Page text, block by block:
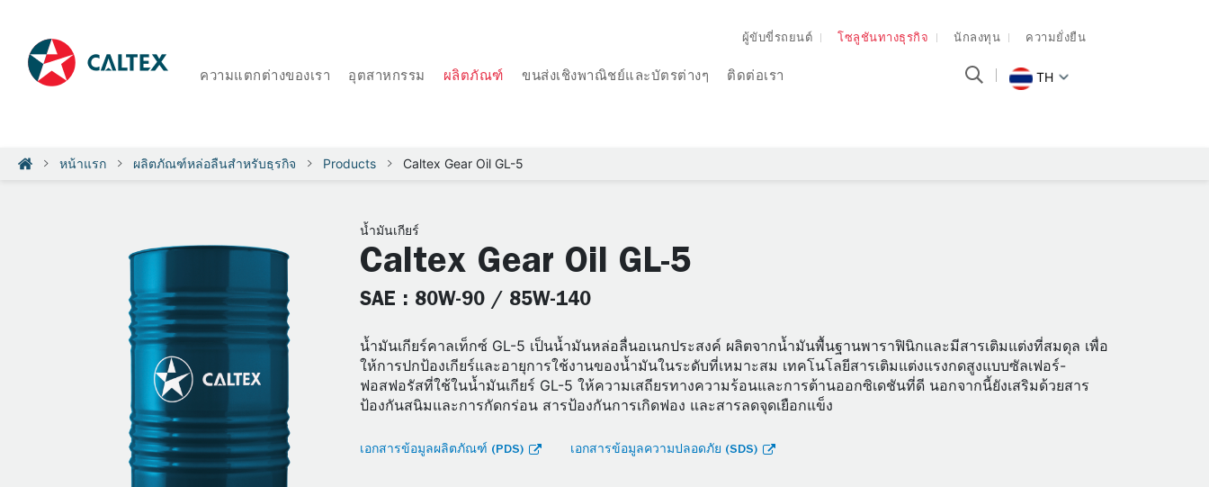
ผู้ขับขี่รถยนต์ โซลูชันทางธุรกิจ นักลงทุน ความยั่งยืน
ความแตกต่างของเรา อุตสาหกรรม ผลิตภัณฑ์ ขนส่งเชิงพาณิชย์และบัตรต่างๆ ติดต่อเรา TH
หน้าแรก ผลิตภัณฑ์หล่อลื่นสำหรับธุรกิจ Products Caltex Gear Oil GL-5
น้ำมันเกียร์
Caltex Gear Oil GL-5
SAE : 80W-90 / 85W-140
น้ำมันเกียร์คาลเท็กซ์ GL-5 เป็นน้ำมันหล่อลื่นอเนกประสงค์ ผลิตจากน้ำมันพื้นฐานพาราฟินิกและมีสารเติมแต่งที่สมดุล เพื่อ
ให้การปกป้องเกียร์และอายุการใช้งานของน้ำมันในระดับที่เหมาะสม เทคโนโลยีสารเติมแต่งแรงกดสูงแบบซัลเฟอร์-
ฟอสฟอรัสที่ใช้ในน้ำมันเกียร์ GL-5 ให้ความเสถียรทางความร้อนและการต้านออกซิเดชันที่ดี นอกจากนี้ยังเสริมด้วยสาร
ป้องกันสนิมและการกัดกร่อน สารป้องกันการเกิดฟอง และสารลดจุดเยือกแข็ง
เอกสารข้อมูลผลิตภัณฑ์ (PDS) เอกสารข้อมูลความปลอดภัย (SDS)